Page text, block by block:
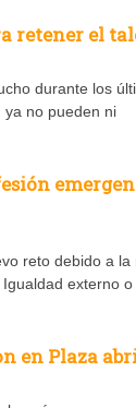
retener el
durante los
ya no pueden ni
reto debido a
externo
en Plaza